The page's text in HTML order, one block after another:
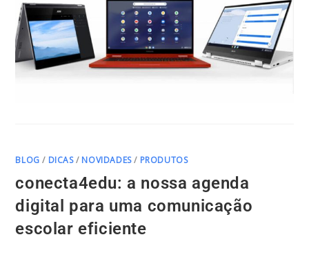
BLOG / DICAS/ NOVIDADES/ PRODUTOS
conecta4edu: a nossa agenda
digital para uma comunicação
escolar eficiente